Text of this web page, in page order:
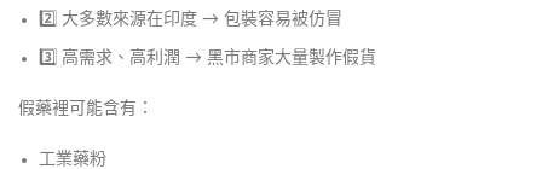
2️⃣ 大多數來源在印度 → 包裝容易被仿冒
3️⃣ 高需求、高利潤 → 黑市商家大量製作假貨
假藥裡可能含有：
工業藥粉